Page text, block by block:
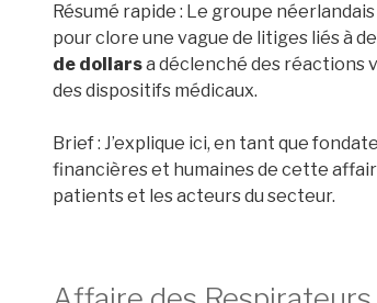
Résumé rapide : Le groupe néerlandais
pour clore une vague de litiges liés à
de dollarsa déclenché des réactions
des dispositifs médicaux.
Brief : J’explique ici, en tant que
financières et humaines de cette
patients et les acteurs du secteur.